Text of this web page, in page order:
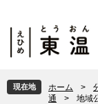
頭
で
飛
ば
現在地 ホーム >
通
> 地域